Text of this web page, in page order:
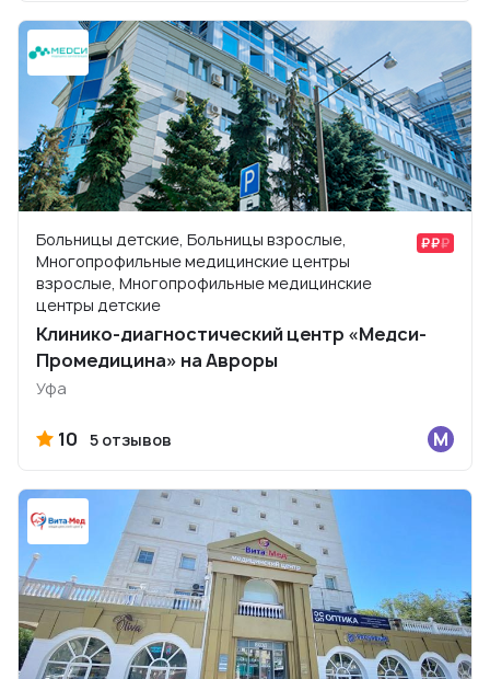
Больницы детские, Больницы взрослые,
Многопрофильные медицинские центры
взрослые, Многопрофильные медицинские
центры детские
Клинико-диагностический центр «Медси-
Промедицина» на Авроры
Уфа
10 5 отзывов